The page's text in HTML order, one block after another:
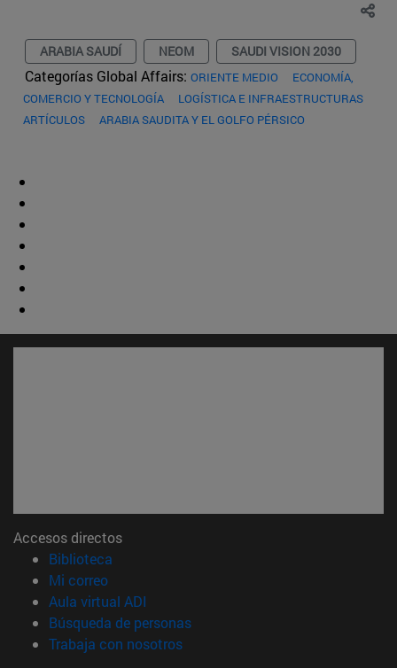
ARABIA SAUDÍ NEOM SAUDI VISION 2030
Categorías Global Affairs: ORIENTE MEDIO
ECONOMÍA,
COMERCIO Y TECNOLOGÍA
LOGÍSTICA E INFRAESTRUCTURAS
ARTÍCULOS
ARABIA SAUDITA Y EL GOLFO PÉRSICO
Accesos directos
Biblioteca
Mi correo(abre en nueva ventana)
Aula virtual ADI
Búsqueda de personas(abre en nueva ventana)
Trabaja con nosotros(abre en nueva ventana)